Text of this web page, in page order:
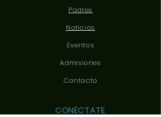
Padres
Noticias
Eventos
Admisiones
Contacto
CONÉCTATE